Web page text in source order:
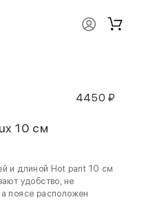
4450 ₽
10 см
и длиной Hot pant 10 см
удобство, не
поясе расположен